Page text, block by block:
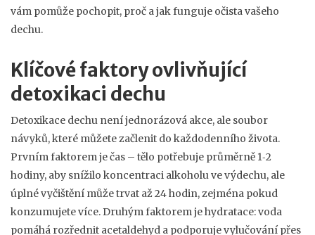
vám pomůže pochopit, proč a jak funguje očista vašeho
dechu.
Klíčové faktory ovlivňující
detoxikaci dechu
Detoxikace dechu není jednorázová akce, ale soubor
návyků, které můžete začlenit do každodenního života.
Prvním faktorem je čas – tělo potřebuje průměrně 1‑2
hodiny, aby snížilo koncentraci alkoholu ve výdechu, ale
úplné vyčištění může trvat až 24 hodin, zejména pokud
konzumujete více. Druhým faktorem je hydratace: voda
pomáhá rozřednit acetaldehyd a podporuje vylučování přes